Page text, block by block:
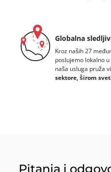
Globalna
Kroz naših 27
poslujemo lokalno u
naša usluga pruža
sektore, širom
Pitanja i